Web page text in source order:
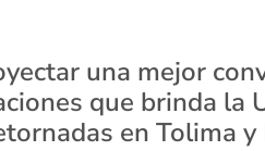
una mejor
que brinda la
en Tolima y